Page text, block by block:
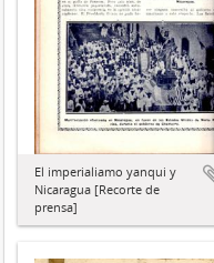
El imperialiamo yanqui y
Nicaragua [Recorte de
prensa]